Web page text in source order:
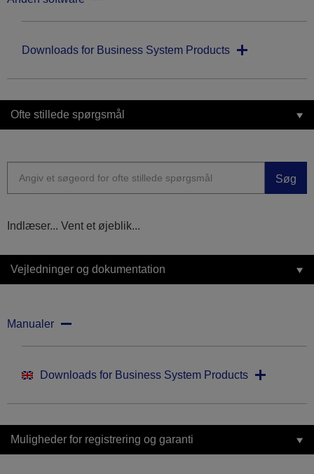
Downloads for Business System Products
Ofte stillede spørgsmål
Søg
Indlæser... Vent et øjeblik...
Vejledninger og dokumentation
Manualer
Downloads for Business System Products
Muligheder for registrering og garanti